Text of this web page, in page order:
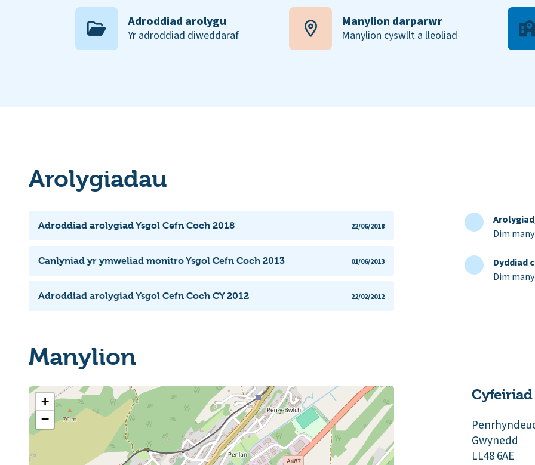
Adroddiad arolygu
Yr adroddiad diweddaraf
Manylion darparwr
Manylion cyswllt a lleoliad
Arolygiadau
Adroddiad arolygiad Ysgol Cefn Coch 2018 22/06/2018
Canlyniad yr ymweliad monitro Ysgol Cefn Coch 2013 01/06/2013
Adroddiad arolygiad Ysgol Cefn Coch CY 2012 22/02/2012
Dim
Dyddiad
Dim
Manylion
+
−
Cyfeiriad
Gwynedd
LL48 6AE